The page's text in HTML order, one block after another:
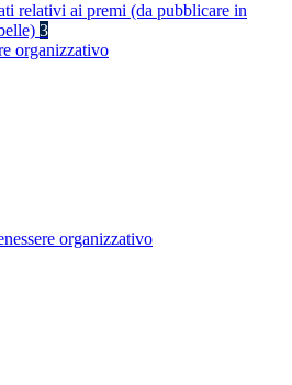
relativi ai premi (da pubblicare in
3
organizzativo
organizzativo